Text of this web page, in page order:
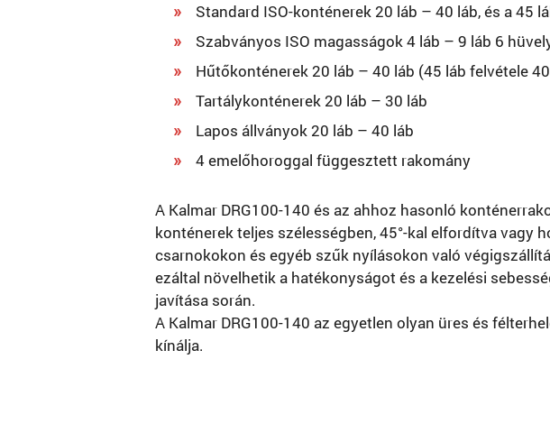
Standard ISO-konténerek 20 láb – 40 láb, és a 45
Szabványos ISO magasságok 4 láb – 9 láb 6
Hűtőkonténerek 20 láb – 40 láb (45 láb felvétele
Tartálykonténerek 20 láb – 30 láb
Lapos állványok 20 láb – 40 láb
4 emelőhoroggal függesztett rakomány
A Kalmar DRG100-140 és az ahhoz hasonló
konténerek teljes szélességben, 45°-kal elfordítva vagy
csarnokokon és egyéb szűk nyílásokon való
ezáltal növelhetik a hatékonyságot és a kezelési
javítása során.
A Kalmar DRG100-140 az egyetlen olyan üres és
kínálja.